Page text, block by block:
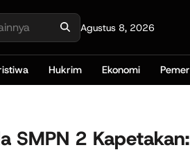
Agustus 8, 2026
Hukrim Ekonomi
SMPN 2